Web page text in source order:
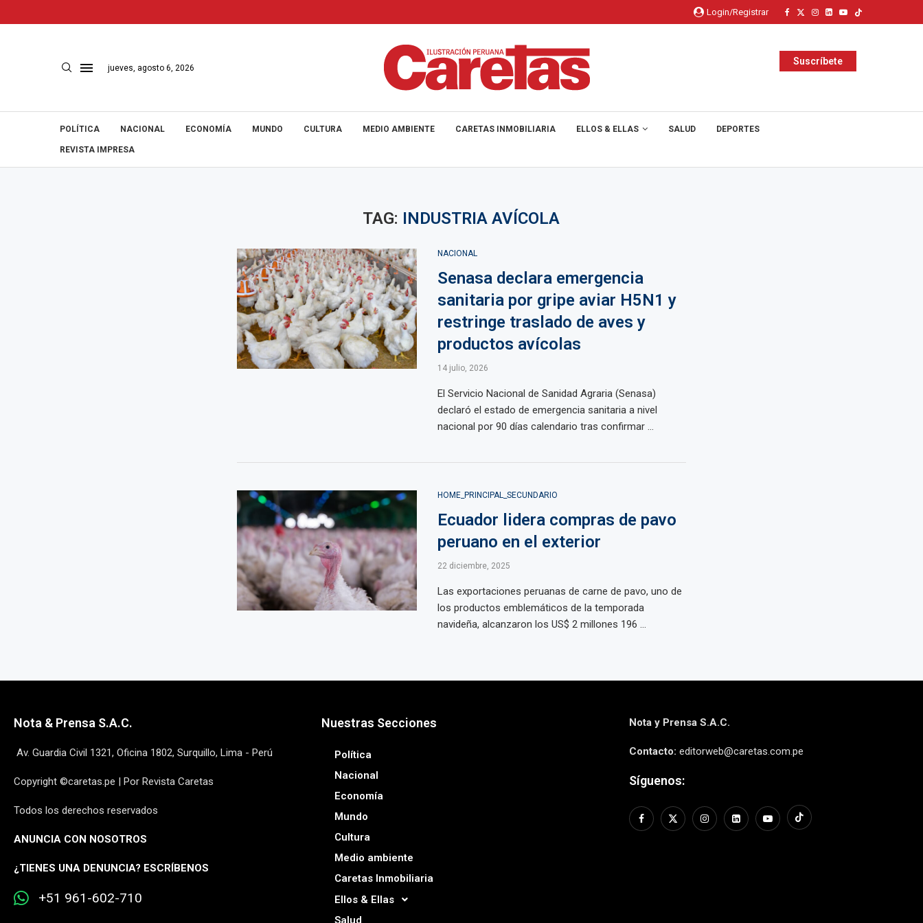
Login/Registrar
jueves, agosto 6, 2026
Suscríbete
POLÍTICA NACIONAL ECONOMÍA MUNDO CULTURA MEDIO AMBIENTE CARETAS INMOBILIARIA ELLOS & ELLAS SALUD DEPORTES
REVISTA IMPRESA
TAG: INDUSTRIA AVÍCOLA
NACIONAL
Senasa declara emergencia
sanitaria por gripe aviar H5N1 y
restringe traslado de aves y
productos avícolas
14 julio, 2026
El Servicio Nacional de Sanidad Agraria (Senasa)
declaró el estado de emergencia sanitaria a nivel
nacional por 90 días calendario tras confirmar ...
HOME_PRINCIPAL_SECUNDARIO
Ecuador lidera compras de pavo
peruano en el exterior
22 diciembre, 2025
Las exportaciones peruanas de carne de pavo, uno de
los productos emblemáticos de la temporada
navideña, alcanzaron los US$ 2 millones 196 ...
Nota & Prensa S.A.C.
Av. Guardia Civil 1321, Oficina 1802, Surquillo, Lima - Perú
Copyright ©caretas.pe | Por Revista Caretas
Todos los derechos reservados
ANUNCIA CON NOSOTROS
¿TIENES UNA DENUNCIA? ESCRÍBENOS
+51 961-602-710
Nuestras Secciones
Política
Nacional
Economía
Mundo
Cultura
Medio ambiente
Caretas Inmobiliaria
Ellos & Ellas
Salud
Nota y Prensa S.A.C.
Contacto: editorweb@caretas.com.pe
Síguenos: